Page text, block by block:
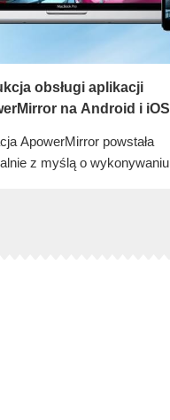
obsługi aplikacji
na Android i iOS
ApowerMirror powstała
z myślą o wykonywaniu
swobodnie przeglądać